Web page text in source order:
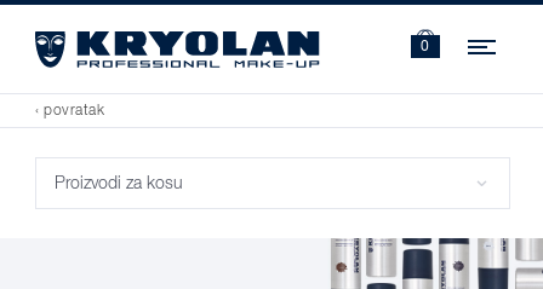
0
‹ povratak